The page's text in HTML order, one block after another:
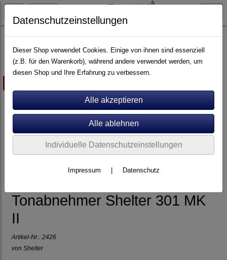
Tonabnehmer
Tonabnehmer Shelter 301 MK
II
Artikel-Nr.: 2426
von Shelter
Datenschutzeinstellungen
Dieser Shop verwendet Cookies. Einige von ihnen sind essenziell
(z.B. für den Warenkorb), während andere verwendet werden, um
diesen Shop und Ihre Erfahrung zu verbessern.
Individuelle Datenschutzeinstellungen
Impressum Datenschutz